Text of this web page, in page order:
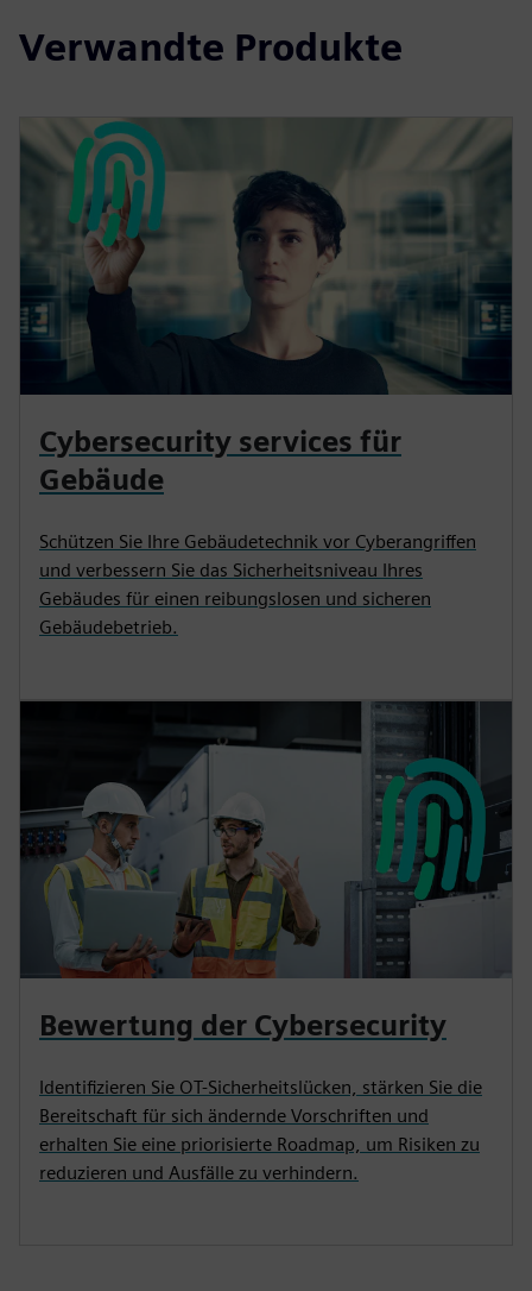
Verwandte Produkte
Cybersecurity services für
Gebäude
Schützen Sie Ihre Gebäudetechnik vor Cyberangriffen
und verbessern Sie das Sicherheitsniveau Ihres
Gebäudes für einen reibungslosen und sicheren
Gebäudebetrieb.
Bewertung der Cybersecurity
Identifizieren Sie OT-Sicherheitslücken, stärken Sie die
Bereitschaft für sich ändernde Vorschriften und
erhalten Sie eine priorisierte Roadmap, um Risiken zu
reduzieren und Ausfälle zu verhindern.